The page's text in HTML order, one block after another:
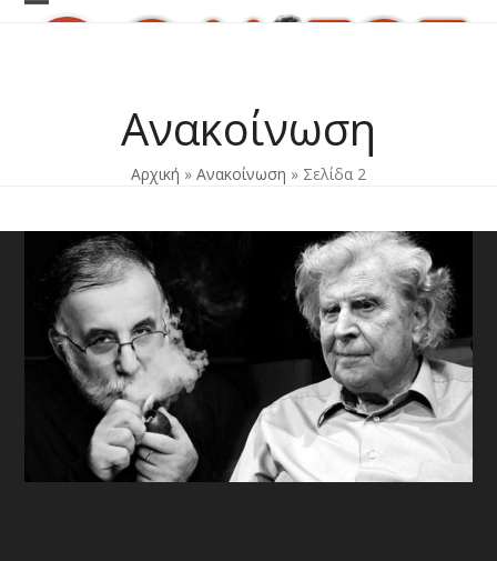
Skip
Open
Close
Ανακοίνωση
Αρχική » Ανακοίνωση » Σελίδα 2